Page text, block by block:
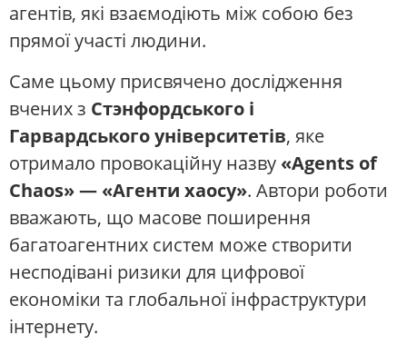
агентів, які взаємодіють між собою без
прямої участі людини.
Саме цьому присвячено дослідження
вчених з Стэнфордського і
Гарвардського університетів, яке
отримало провокаційну назву «Agents of
Chaos» — «Агенти хаосу». Автори роботи
вважають, що масове поширення
багатоагентних систем може створити
несподівані ризики для цифрової
економіки та глобальної інфраструктури
інтернету.